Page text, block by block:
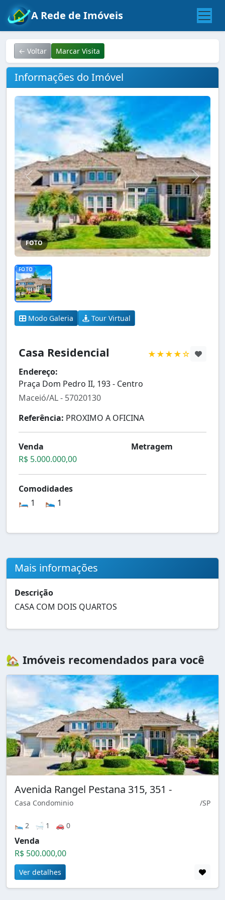
A Rede de Imóveis
← Voltar Marcar Visita
Informações do Imóvel
FOTO
FOTO
Modo Galeria Tour Virtual
Casa Residencial
★★★★☆
Endereço:
Praça Dom Pedro II, 193 - Centro
Maceió/AL - 57020130
Referência: PROXIMO A OFICINA
Venda
R$ 5.000.000,00
Metragem
Comodidades
🛏️ 1
🛌 1
Mais informações
Descrição
CASA COM DOIS QUARTOS
🏡 Imóveis recomendados para você
Avenida Rangel Pestana 315, 351 -
Casa Condominio /SP
🛌 2 🛁 1 🚗 0
Venda
R$ 500.000,00
Ver detalhes